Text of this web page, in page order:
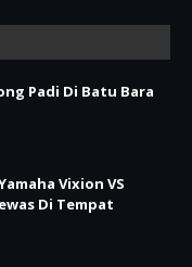
Padi Di Batu Bara
Vixion VS
Di Tempat